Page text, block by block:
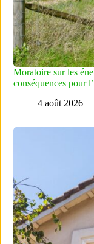
Moratoire sur les
conséquences pour
4 août 2026